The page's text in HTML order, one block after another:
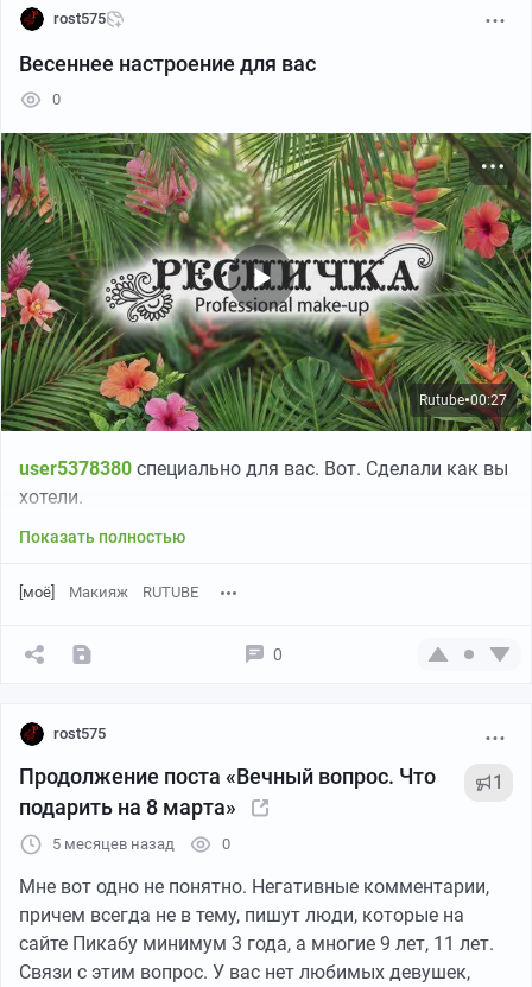
rost575
Весеннее настроение для вас
0
Rutube●00:27
user5378380 специально для вас. Вот. Сделали как вы
хотели.
Показать полностью
[моё] Макияж RUTUBE
0
rost575
Продолжение поста «Вечный вопрос. Что
подарить на 8 марта»
1
5 месяцев назад 0
Мне вот одно не понятно. Негативные комментарии,
причем всегда не в тему, пишут люди, которые на
сайте Пикабу минимум 3 года, а многие 9 лет, 11 лет.
Связи с этим вопрос. У вас нет любимых девушек,